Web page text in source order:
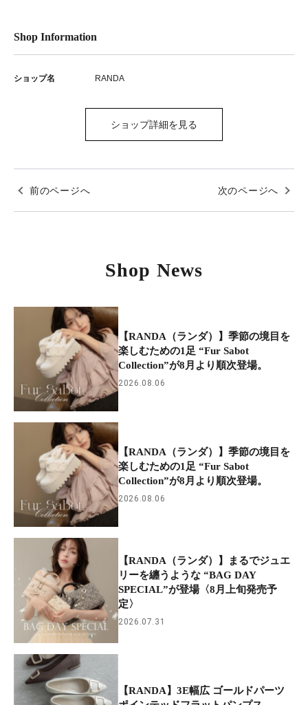
Shop Information
ショップ名 RANDA
ショップ詳細を見る
前のページへ 次のページへ
Shop News
【RANDA（ランダ）】季節の境目を
楽しむための1足 “Fur Sabot
Collection”が8月より順次登場。
2026.08.06
【RANDA（ランダ）】季節の境目を
楽しむための1足 “Fur Sabot
Collection”が8月より順次登場。
2026.08.06
【RANDA（ランダ）】まるでジュエ
リーを纏うような “BAG DAY
SPECIAL”が登場〈8月上旬発売予
定〉
2026.07.31
【RANDA】3E幅広 ゴールドパーツ